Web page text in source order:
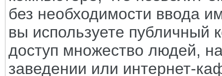
без необходимости ввода
вы используете публичный
доступ множество людей,
заведении или интернет-